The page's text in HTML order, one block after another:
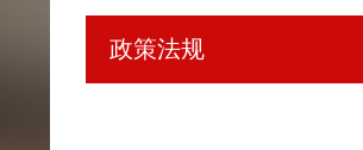
政策法规